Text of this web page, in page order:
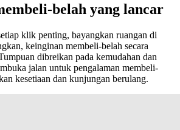
belah yang lancar
klik penting, bayangkan ruangan di
keinginan membeli-belah secara
dibreikan pada kemudahan dan
jalan untuk pengalaman membeli-
kesetiaan dan kunjungan berulang.